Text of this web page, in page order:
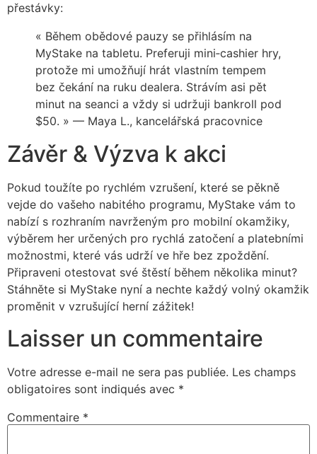
přestávky:
« Během obědové pauzy se přihlásím na
MyStake na tabletu. Preferuji mini‑cashier hry,
protože mi umožňují hrát vlastním tempem
bez čekání na ruku dealera. Strávím asi pět
minut na seanci a vždy si udržuji bankroll pod
$50. » — Maya L., kancelářská pracovnice
Závěr & Výzva k akci
Pokud toužíte po rychlém vzrušení, které se pěkně
vejde do vašeho nabitého programu, MyStake vám to
nabízí s rozhraním navrženým pro mobilní okamžiky,
výběrem her určených pro rychlá zatočení a platebními
možnostmi, které vás udrží ve hře bez zpoždění.
Připraveni otestovat své štěstí během několika minut?
Stáhněte si MyStake nyní a nechte každý volný okamžik
proměnit v vzrušující herní zážitek!
Laisser un commentaire
Votre adresse e-mail ne sera pas publiée. Les champs
obligatoires sont indiqués avec *
Commentaire *